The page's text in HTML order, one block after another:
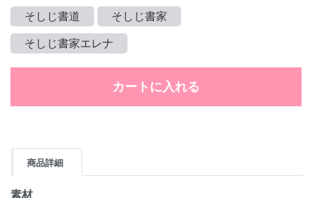
そしじ書道 そしじ書家
そしじ書家エレナ
カートに入れる
商品詳細
素材